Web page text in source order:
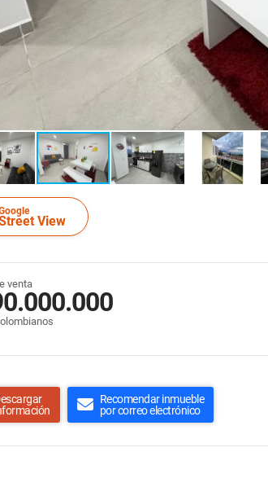
View
venta
Recomendar inmueble
por correo electrónico